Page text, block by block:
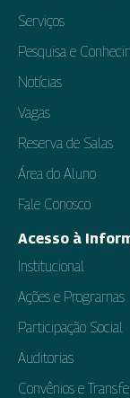
Serviços
Pesquisa e
Notícias
Vagas
Reserva de Salas
Área do Aluno
Fale Conosco
Acesso à
Institucional
Ações e Programas
Participação Social
Auditorias
Convênios e